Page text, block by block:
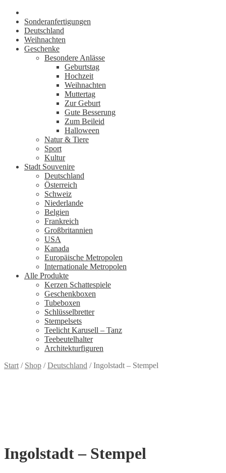
Sonderanfertigungen
Deutschland
Weihnachten
Geschenke
Besondere Anlässe
Geburtstag
Hochzeit
Weihnachten
Muttertag
Zur Geburt
Gute Besserung
Zum Beileid
Halloween
Natur & Tiere
Sport
Kultur
Stadt Souvenire
Deutschland
Österreich
Schweiz
Niederlande
Belgien
Frankreich
Großbritannien
USA
Kanada
Europäische Metropolen
Internationale Metropolen
Alle Produkte
Kerzen Schattespiele
Geschenkboxen
Tubeboxen
Schlüsselbretter
Stempelsets
Teelicht Karusell – Tanz
Teebeutelhalter
Architekturfiguren
Start / Shop /Deutschland /Ingolstadt – Stempel
Ingolstadt – Stempel